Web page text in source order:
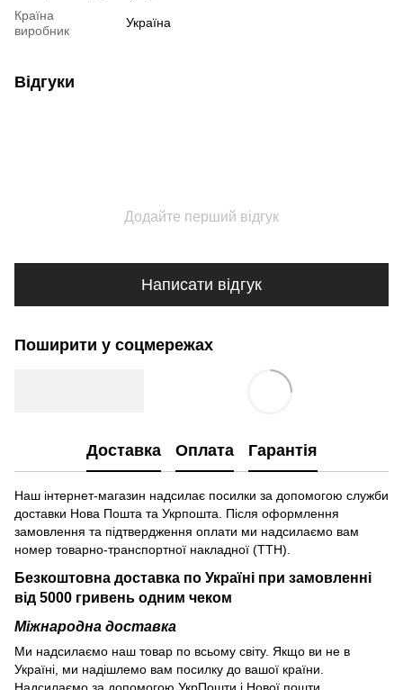
Країна
виробник
Україна
Відгуки
Додайте перший відгук
Написати відгук
Поширити у соцмережах
Доставка Оплата Гарантія
Наш інтернет-магазин надсилає посилки за допомогою служби
доставки Нова Пошта та Укрпошта. Після оформлення
замовлення та підтвердження оплати ми надсилаємо вам
номер товарно-транспортної накладної (ТТН).
Безкоштовна доставка по Україні при замовленні
від 5000 гривень одним чеком
Міжнародна доставка
Ми надсилаємо наш товар по всьому світу. Якщо ви не в
Україні, ми надішлемо вам посилку до вашої країни.